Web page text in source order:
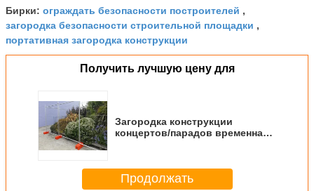
Бирки: ограждать безопасности построителей ,
загородка безопасности строительной площадки ,
портативная загородка конструкции
Получить лучшую цену для
Загородка конструкции
концертов/парадов временная
Продолжать